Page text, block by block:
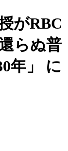
がRBC
らぬ普
年」 に